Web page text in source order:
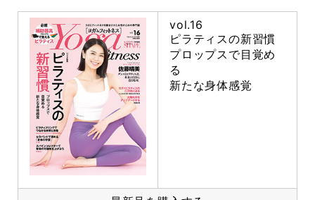
vol.16
ピラティスの新習慣
プロップスで目覚め
る
新たな身体感覚